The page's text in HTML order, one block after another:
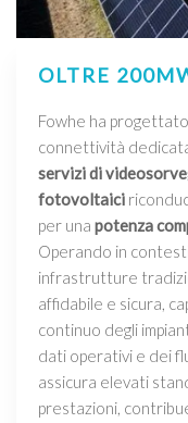
OLTRE
Fowhe ha
connettività
servizi di
fotovoltaici
per una potenza
Operando in
infrastrutture
affidabile e sicura,
continuo degli
dati operativi e dei
assicura elevati
prestazioni,